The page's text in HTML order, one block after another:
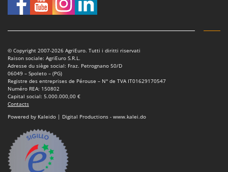
© Copyright 2007-2026 AgriEuro. Tutti i diritti riservati
Raison sociale: AgriEuro S.R.L.
Adresse du siège social: Fraz. Petrognano 50/D
06049 – Spoleto – (PG)
Registre des entreprises de Pérouse – N° de TVA IT01629170547
Numéro REA: 150802
Capital social: 5.000.000,00 €
Contacts
Powered by Kaleido | Digital Productions - www.kalei.do